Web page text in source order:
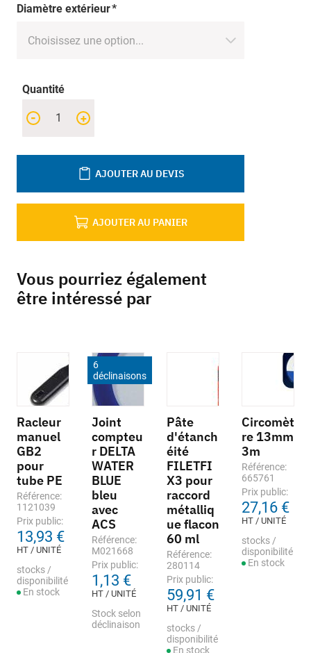
Diamètre extérieur
Quantité
+
-
AJOUTER AU PANIER
AJOUTER AU DEVIS
Vous pourriez également
être intéressé par
Racleur
manuel
GB2
pour
tube PE
Référence:
1121039
Prix public:
13,93 €
HT / UNITÉ
stocks /
disponibilité
En stock
6
déclinaisons
Joint
compteu
r DELTA
WATER
BLUE
bleu
avec
ACS
Référence:
M021668
Prix public:
1,13 €
HT / UNITÉ
Stock selon
déclinaison
Pâte
d'étanch
éité
FILETFI
X3 pour
raccord
métalliq
ue flacon
60 ml
Référence:
280114
Prix public:
59,91 €
HT / UNITÉ
stocks /
disponibilité
En stock
Circomèt
re 13mm
3m
Référence:
665761
Prix public:
27,16 €
HT / UNITÉ
stocks /
disponibilité
En stock